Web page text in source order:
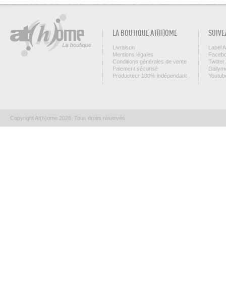
LA BOUTIQUE AT(H)OME
Livraison
Mentions légales
Conditions générales de vente
Paiement sécurisé
Producteur 100% indépendant
Label
Twitter
Copyright At(h)ome 2026. Tous droits réservés